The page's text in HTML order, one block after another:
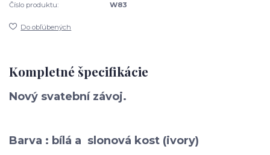
Číslo produktu: W83
Do obľúbených
Kompletné špecifikácie
Nový svatební závoj.
Barva : bílá a slonová kost (ivory)